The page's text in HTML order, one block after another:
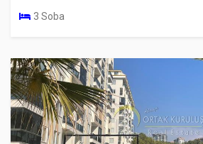
3 Soba